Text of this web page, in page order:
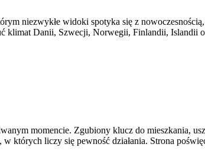
niezwykłe widoki spotyka się z
klimat Danii, Szwecji, Norwegii, Finlandii, Islandii
momencie. Zgubiony klucz do mieszkania,
których liczy się pewność działania. Strona